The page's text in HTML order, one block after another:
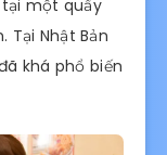
một quầy
Tại Nhật Bản
khá phổ biến